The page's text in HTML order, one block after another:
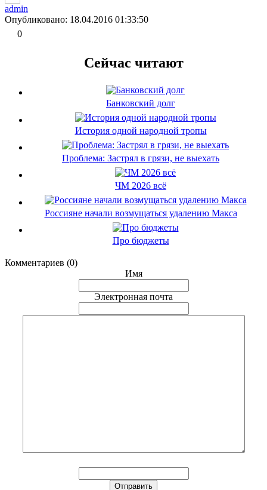
admin
Опубликовано: 18.04.2016 01:33:50
0
Сейчас читают
Банковский долг
История одной народной тропы
Проблема: Застрял в грязи, не выехать
ЧМ 2026 всё
Россияне начали возмущаться удалению Макса
Про бюджеты
Комментариев (0)
Имя
Электронная почта